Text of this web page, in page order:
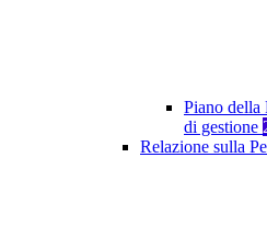
Piano della
di gestione
Relazione sulla